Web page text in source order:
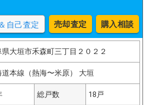
自己査定 売却査定 購入相談
県大垣市禾森町三丁目２０２２
道本線（熱海〜米原） 大垣
総戸数 18戸